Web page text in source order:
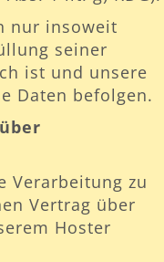
nur insoweit
seiner
ist und unsere
Daten befolgen.
Verarbeitung zu
Vertrag über
Hoster